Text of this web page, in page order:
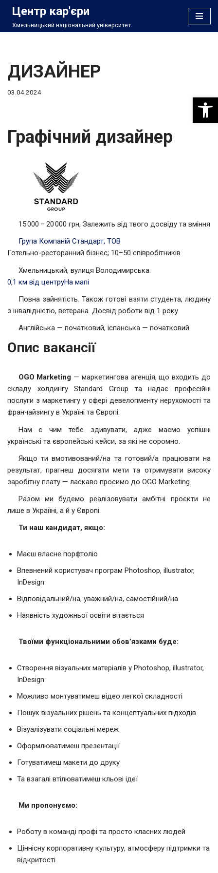
Перейти
Центр кар'єри
Хмельницький національний університет
ДИЗАЙНЕР
03.04.2024
Графічний дизайнер
15 000 – 20 000 грн, Залежить від твого досвіду та вміння
Група Компаній Стандарт, ТОВ
Готельно-ресторанний бізнес; 10–50 співробітників
Хмельницький, вулиця Володимирська.
0,1 км від центруНа мапі
Повна зайнятість. Також готові взяти студента, людину
з інвалідністю, ветерана. Досвід роботи від 1 року.
Англійська — початковий, іспанська — початковий.
Опис вакансії
OGO Marketing — маркетингова агенція, що входить до
складу холдингу Standard Group та надає професійні
послуги з маркетингу у сфері девелопменту нерухомості та
франчайзингу в Україні та Європі.
Нам є чим тебе здивувати, адже маємо успішні
українські та європейські кейси, за які не соромно.
Якщо ти вмотивований/на та готовий/а працювати на
результат, прагнеш досягати мети та отримувати високу
заробітну плату — ласкаво просимо до OGO Marketing.
Разом ми будемо реалізовувати амбітні проєкти не
лише в Украіїні, а й у Європі.
Ти наш кандидат, якщо:
Маєш власне порфтоліо
Впевнений користувач програм Photoshop, illustrator,
InDesign
Відповідальний/на, уважний/на, самостійний/на
Наявність художньої освіти вітається
Твоїми функціональними обов’язками буде:
Створення візуальних матеріалів у Photoshop, illustrator,
InDesign
Можливо монтуватимеш відео легкої складності
Пошук візуальних рішень та концептуальних підходів
Візуалізувати соціальні мереж
Оформлюватимеш презентації
Готуватимеш макети до друку
Та взагалі втілюватимеш кльові ідеї
Ми пропонуємо:
Роботу в команді профі та просто класних людей
Ціннісну корпоративну культуру, атмосферу підтримки та
відкритості